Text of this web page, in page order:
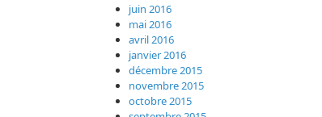
juin 2016
mai 2016
avril 2016
janvier 2016
décembre 2015
novembre 2015
octobre 2015